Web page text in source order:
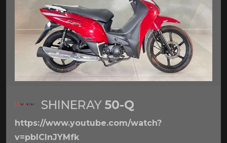
SHINERAY 50-Q
https://www.youtube.com/watch?
v=pbICInJYMfk